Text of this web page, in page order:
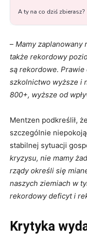
– Mamy zaplanowany
także rekordowy
są rekordowe.
szkolnictwo wyższe i
800+, wyższe od
Mentzen podkreślił,
szczególnie
stabilnej sytuacji
kryzysu, nie mamy
rządy określi się
naszych ziemiach w
rekordowy deficyt i
Krytyka